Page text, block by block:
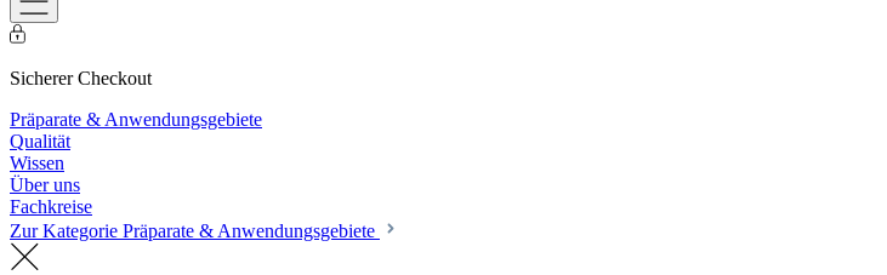
Sicherer Checkout
Präparate & Anwendungsgebiete
Qualität
Wissen
Über uns
Fachkreise
Zur Kategorie Präparate & Anwendungsgebiete